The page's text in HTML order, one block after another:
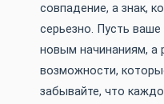
совпадение, а знак,
серьезно. Пусть
новым начинаниям, а
возможности,
забывайте, что